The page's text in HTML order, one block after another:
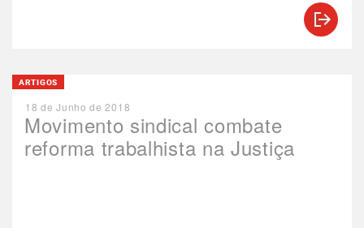
Movimento sindical combate
reforma trabalhista na Justiça
ARTIGOS
18 de Junho de 2018